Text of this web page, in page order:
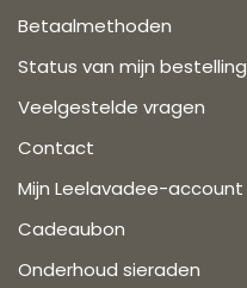
Betaalmethoden
Status van mijn bestelling
Veelgestelde vragen
Contact
Mijn Leelavadee-account
Cadeaubon
Onderhoud sieraden